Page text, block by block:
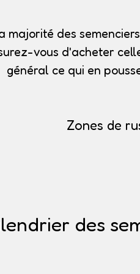
majorité des
vous d'acheter
général ce qui en
Zones de
des